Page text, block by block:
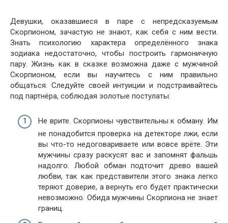
Девушки, оказавшиеся в паре с непредсказуемым
Скорпионом, зачастую не знают, как себя с ним вести.
Знать психологию характера определённого знака
зодиака недостаточно, чтобы построить гармоничную
пару. Жизнь как в сказке возможна даже с мужчиной
Скорпионом, если вы научитесь с ним правильно
общаться. Следуйте своей интуиции и подстраивайтесь
под партнёра, соблюдая золотые постулаты:
Не врите. Скорпионы чувствительны к обману. Им
не понадобится проверка на детекторе лжи, если
вы что-то недоговариваете или вовсе врёте. Эти
мужчины сразу раскусят вас и запомнят фальшь
надолго. Любой обман подточит древо вашей
любви, так как представители этого знака легко
теряют доверие, а вернуть его будет практически
невозможно. Обида мужчины Скорпиона не знает
границ.